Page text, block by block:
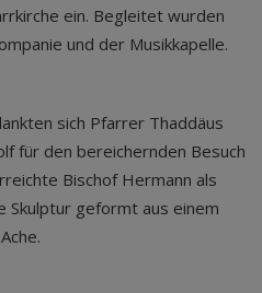
ein. Begleitet wurden
und der Musikkapelle.
sich Pfarrer Thaddäus
für den bereichernden Besuch
Bischof Hermann als
Skulptur geformt aus einem